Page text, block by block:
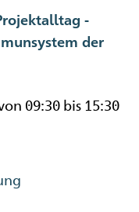
-
der
09:30 bis 15:30